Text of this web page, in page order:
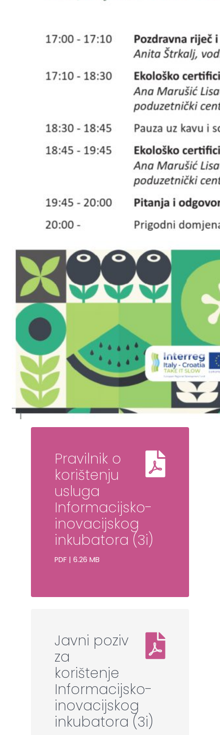
Pravilnik o
korištenju
usluga
Informacijsko-
inovacijskog
inkubatora (3i)
PDF | 6.26 MB
Javni poziv
za
korištenje
Informacijsko-
inovacijskog
inkubatora (3i)